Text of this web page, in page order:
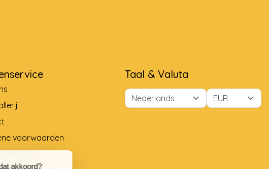
akkoord?
voorwaarden
Taal & Valuta